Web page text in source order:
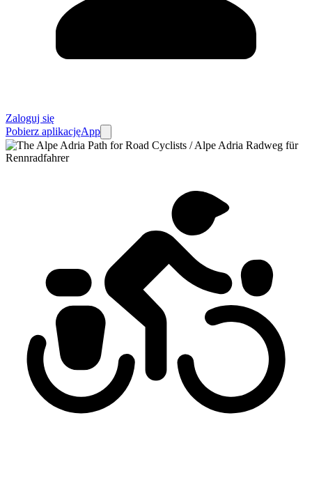
Zaloguj się
Pobierz aplikacjęApp